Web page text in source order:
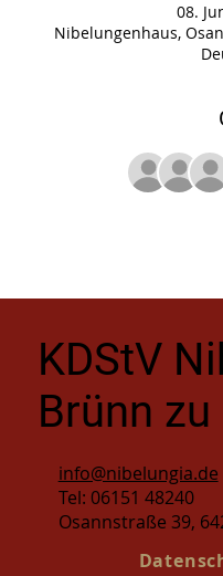
08.
Nibelungenhaus,
KDStV
Brünn
info@nibelungia.de
Tel: 06151 48240
Osannstraße 39,